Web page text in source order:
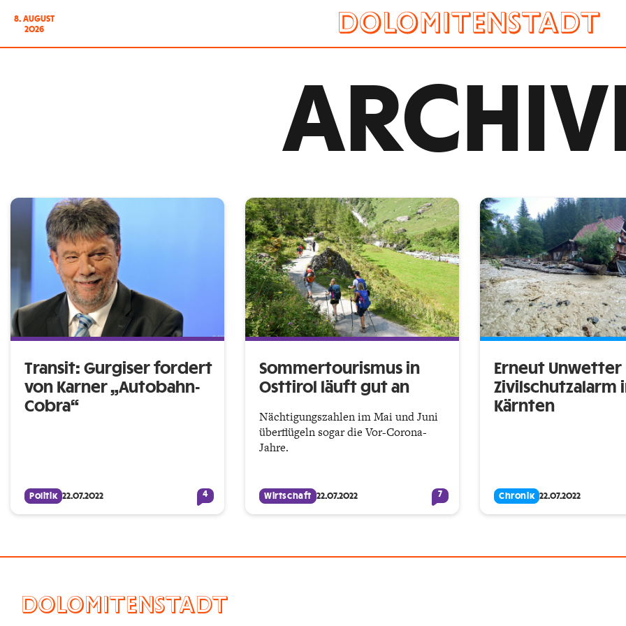
8. AUGUST
2026
Transit: Gurgiser fordert
von Karner „Autobahn-
Cobra“
Politik 22.07.2022 4
Sommertourismus in
Osttirol läuft gut an
Nächtigungszahlen im Mai und Juni
überflügeln sogar die Vor-Corona-
Jahre.
Wirtschaft 22.07.2022 7
Erneut Unwetter
Zivilschutzalarm
Kärnten
Chronik 22.07.2022
DOLOMITENSTADT